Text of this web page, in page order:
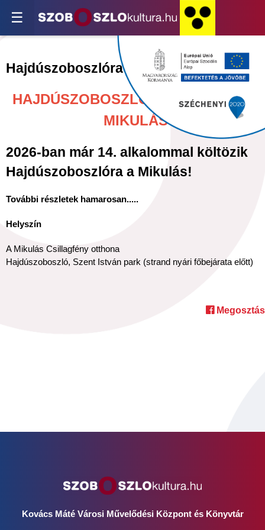
☰
Hajdúszoboszlóra költözik a Mikulás
HAJDÚSZOBOSZLÓRA KÖLTÖZIK A
MIKULÁS
2026-ban már 14. alkalommal költözik
Hajdúszoboszlóra a Mikulás!
További részletek hamarosan.....
Helyszín
A Mikulás Csillagfény otthona
Hajdúszoboszló, Szent István park (strand nyári főbejárata előtt)
Megosztás
Kovács Máté Városi Művelődési Központ és Könyvtár